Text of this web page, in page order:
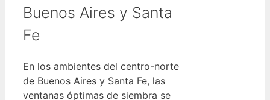
Buenos Aires y Santa
Fe
En los ambientes del centro-norte
de Buenos Aires y Santa Fe, las
ventanas óptimas de siembra se